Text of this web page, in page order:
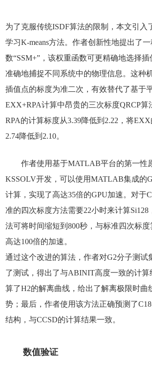
为了克服传统ISDF算法的限制，本文引入
学习K-means方法。作者创新性地提出了
数“SSM+”，该权重函数可更精确地选择
准确地捕捉不同系统中的物理信息。这种
插值点的标度为准二次，有效替代了基于
EXX+RPA计算中昂贵的三次标度QRCP算
RPA的计算标度从3.39降低到2.22，将
2.74降低到2.10。
作者使用基于MATLAB平台的第一性
KSSOLV开发，可以使用MATLAB集成的
计算，实现了高达35倍的GPU加速。对于
准的四次标度方法需要22小时来计算Si128
法可将时间缩短到800秒，与标准四次标
高达100倍的加速。
通过这个改进的算法，作者对G2分子测试
了测试，得出了与ABINIT高度一致的计算
算了H2的解离曲线，给出了解离极限时曲
势；最后，作者使用该方法正确预测了
结构，与CCSD的计算结果一致。
数值验证